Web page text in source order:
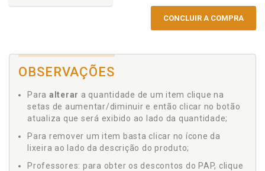
CONCLUIR A COMPRA
OBSERVAÇÕES
Para alterar a quantidade de um item clique na
setas de aumentar/diminuir e então clicar no botão
atualiza que será exibido ao lado da quantidade;
Para remover um item basta clicar no ícone da
lixeira ao lado da descrição do produto;
Professores: para obter os descontos do PAP, clique